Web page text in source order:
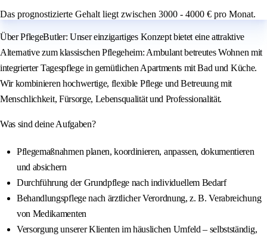
Das prognostizierte Gehalt liegt zwischen 3000 - 4000 € pro Monat.
Über PflegeButler: Unser einzigartiges Konzept bietet eine attraktive
Alternative zum klassischen Pflegeheim: Ambulant betreutes Wohnen mit
integrierter Tagespflege in gemütlichen Apartments mit Bad und Küche.
Wir kombinieren hochwertige, flexible Pflege und Betreuung mit
Menschlichkeit, Fürsorge, Lebensqualität und Professionalität.
Was sind deine Aufgaben?
Pflegemaßnahmen planen, koordinieren, anpassen, dokumentieren
und absichern
Durchführung der Grundpflege nach individuellem Bedarf
Behandlungspflege nach ärztlicher Verordnung, z. B. Verabreichung
von Medikamenten
Versorgung unserer Klienten im häuslichen Umfeld – selbstständig,